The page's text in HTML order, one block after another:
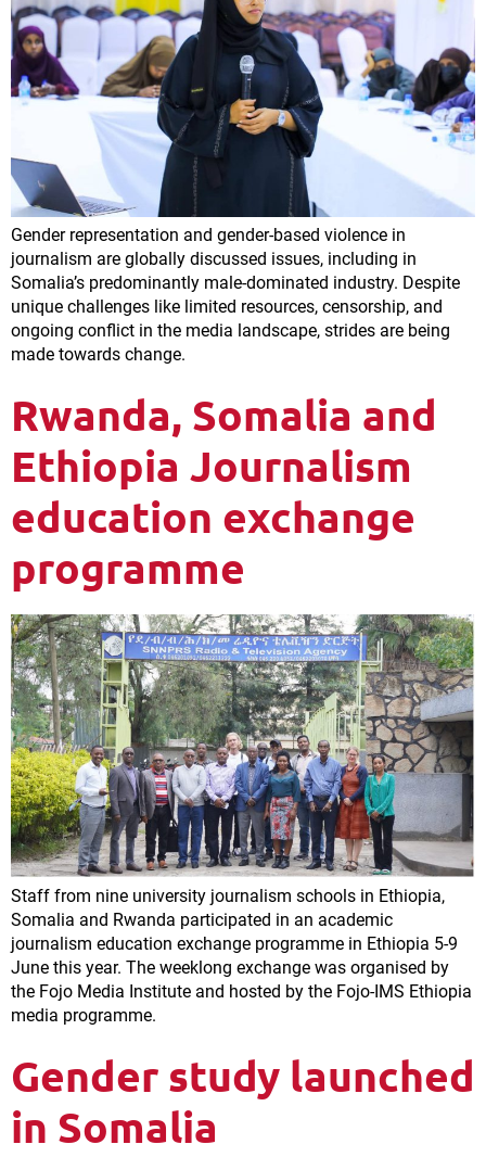
Gender representation and gender-based violence in
journalism are globally discussed issues, including in
Somalia’s predominantly male-dominated industry. Despite
unique challenges like limited resources, censorship, and
ongoing conflict in the media landscape, strides are being
made towards change.
Rwanda, Somalia and
Ethiopia Journalism
education exchange
programme
Staff from nine university journalism schools in Ethiopia,
Somalia and Rwanda participated in an academic
journalism education exchange programme in Ethiopia 5-9
June this year. The weeklong exchange was organised by
the Fojo Media Institute and hosted by the Fojo-IMS Ethiopia
media programme.
Gender study launched
in Somalia